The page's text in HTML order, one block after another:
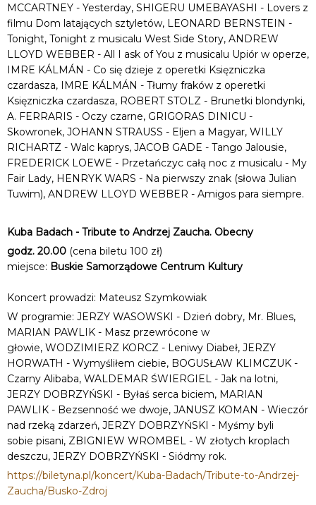
MCCARTNEY - Yesterday, SHIGERU UMEBAYASHI - Lovers z
filmu Dom latających sztyletów, LEONARD BERNSTEIN -
Tonight, Tonight z musicalu West Side Story, ANDREW
LLOYD WEBBER - All I ask of You z musicalu Upiór w operze,
IMRE KÁLMÁN - Co się dzieje z operetki Księzniczka
czardasza, IMRE KÁLMÁN - Tłumy fraków z operetki
Księzniczka czardasza, ROBERT STOLZ - Brunetki blondynki,
A. FERRARIS - Oczy czarne, GRIGORAS DINICU -
Skowronek, JOHANN STRAUSS - Eljen a Magyar, WILLY
RICHARTZ - Walc kaprys, JACOB GADE - Tango Jalousie,
FREDERICK LOEWE - Przetańczyc całą noc z musicalu - My
Fair Lady, HENRYK WARS - Na pierwszy znak (słowa Julian
Tuwim), ANDREW LLOYD WEBBER - Amigos para siempre.
Kuba Badach - Tribute to Andrzej Zaucha. Obecny
godz. 20.00 (cena biletu 100 zł)
miejsce: Buskie Samorządowe Centrum Kultury
Koncert prowadzi: Mateusz Szymkowiak
W programie: JERZY WASOWSKI - Dzień dobry, Mr. Blues,
MARIAN PAWLIK - Masz przewrócone w
głowie, WODZIMIERZ KORCZ - Leniwy Diabeł, JERZY
HORWATH - Wymyśliłem ciebie, BOGUSŁAW KLIMCZUK -
Czarny Alibaba, WALDEMAR ŚWIERGIEL - Jak na lotni,
JERZY DOBRZYŃSKI - Byłaś serca biciem, MARIAN
PAWLIK - Bezsenność we dwoje, JANUSZ KOMAN - Wieczór
nad rzeką zdarzeń, JERZY DOBRZYŃSKI - Myśmy byli
sobie pisani, ZBIGNIEW WROMBEL - W złotych kroplach
deszczu, JERZY DOBRZYŃSKI - Siódmy rok.
https://biletyna.pl/koncert/Kuba-Badach/Tribute-to-Andrzej-
Zaucha/Busko-Zdroj